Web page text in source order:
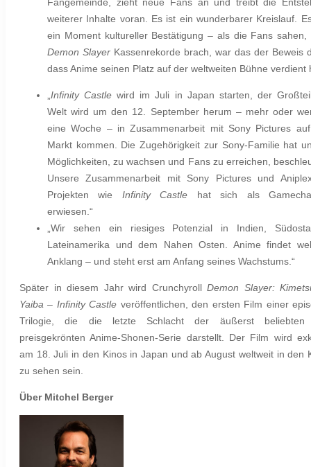
Fangemeinde, zieht neue Fans an und treibt die
weiterer Inhalte voran. Es ist ein wunderbarer Kreislauf.
ein Moment kultureller Bestätigung – als die Fans sahen,
Demon Slayer Kassenrekorde brach, war das der Beweis
dass Anime seinen Platz auf der weltweiten Bühne verdient
„Infinity Castle wird im Juli in Japan starten, der
Welt wird um den 12. September herum – mehr oder
eine Woche – in Zusammenarbeit mit Sony Pictures
Markt kommen. Die Zugehörigkeit zur Sony-Familie hat
Möglichkeiten, zu wachsen und Fans zu erreichen,
Unsere Zusammenarbeit mit Sony Pictures und
Projekten wie Infinity Castle hat sich als
erwiesen.“
„Wir sehen ein riesiges Potenzial in Indien,
Lateinamerika und dem Nahen Osten. Anime findet
Anklang – und steht erst am Anfang seines Wachstums.“
Später in diesem Jahr wird CrunchyrollDemon Slayer:
Yaiba – Infinity Castle veröffentlichen, den ersten Film einer
Trilogie, die die letzte Schlacht der äußerst beliebten
preisgekrönten Anime-Shonen-Serie darstellt. Der Film wird
am 18. Juli in den Kinos in Japan und ab August weltweit in den
zu sehen sein.
Über Mitchel Berger